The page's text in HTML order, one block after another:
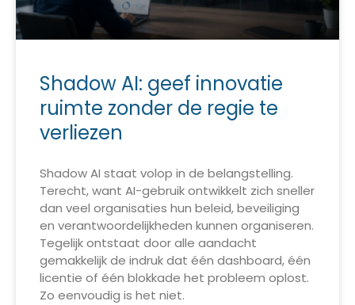
Shadow AI: geef innovatie
ruimte zonder de regie te
verliezen
Shadow AI staat volop in de belangstelling.
Terecht, want AI-gebruik ontwikkelt zich sneller
dan veel organisaties hun beleid, beveiliging
en verantwoordelijkheden kunnen organiseren.
Tegelijk ontstaat door alle aandacht
gemakkelijk de indruk dat één dashboard, één
licentie of één blokkade het probleem oplost.
Zo eenvoudig is het niet.